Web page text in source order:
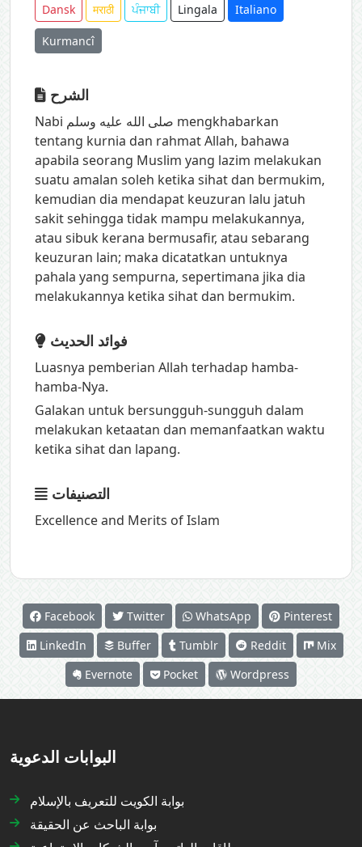
Dansk मराठी ਪੰਜਾਬੀ Lingala Italiano
Kurmancî
الشرح
Nabi صلى الله عليه وسلم mengkhabarkan
tentang kurnia dan rahmat Allah, bahawa
apabila seorang Muslim yang lazim melakukan
suatu amalan soleh ketika sihat dan bermukim,
kemudian dia mendapat keuzuran lalu jatuh
sakit sehingga tidak mampu melakukannya,
atau sibuk kerana bermusafir, atau sebarang
keuzuran lain; maka dicatatkan untuknya
pahala yang sempurna, sepertimana jika dia
melakukannya ketika sihat dan bermukim.
فوائد الحديث
Luasnya pemberian Allah terhadap hamba-
hamba-Nya.
Galakan untuk bersungguh-sungguh dalam
melakukan ketaatan dan memanfaatkan waktu
ketika sihat dan lapang.
التصنيفات
Excellence and Merits of Islam
Facebook Twitter WhatsApp
Pinterest
LinkedIn
Buffer Tumblr Reddit
Mix
Evernote
Pocket Wordpress
البوابات الدعوية
بوابة الكويت للتعريف بالإسلام
بوابة الباحث عن الحقيقة